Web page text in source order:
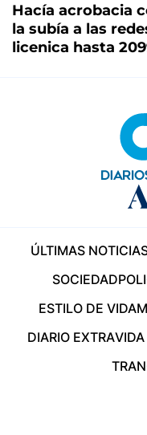
Hacía acrobacia
la subía a las
licenica hasta
ÚLTIMAS
SOCIEDAD
ESTILO DE VIDA
DIARIO EXTRA